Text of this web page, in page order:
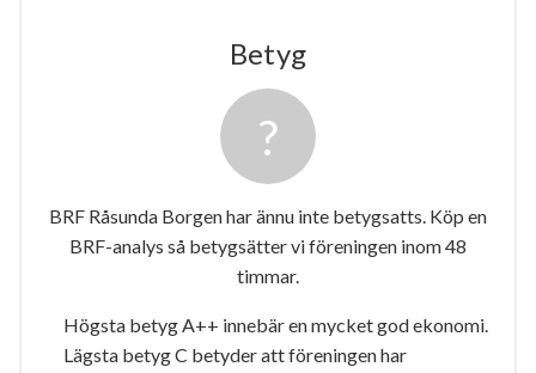
Betyg
BRF Råsunda Borgen har ännu inte betygsatts. Köp en
BRF-analys så betygsätter vi föreningen inom 48
timmar.
Högsta betyg A++ innebär en mycket god ekonomi.
Lägsta betyg C betyder att föreningen har